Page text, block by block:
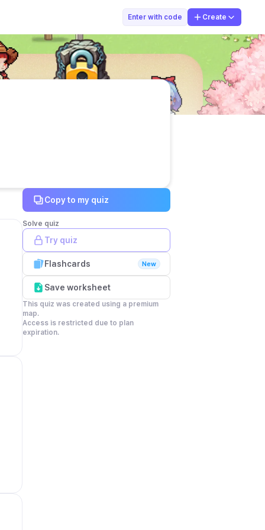
Enter with code Create
Yuli Ekawati
Copy to my quiz
Solve quiz
Try quiz
Flashcards New
Save worksheet
This quiz was created using a premium
map.
Access is restricted due to plan
expiration.